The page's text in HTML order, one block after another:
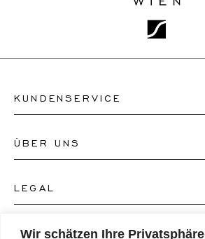
Wir schätzen Ihre Privatsphäre
KUNDENSERVICE
Kontakt Uhrengeschäft
ÜBER UNS
Über uns
Unser Uhren-Atelier
LEGAL
FOLGEN SIE UNS